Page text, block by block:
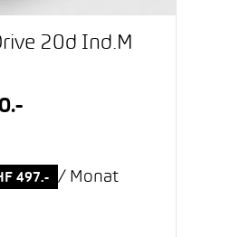
20d Ind.M
497.- / Monat